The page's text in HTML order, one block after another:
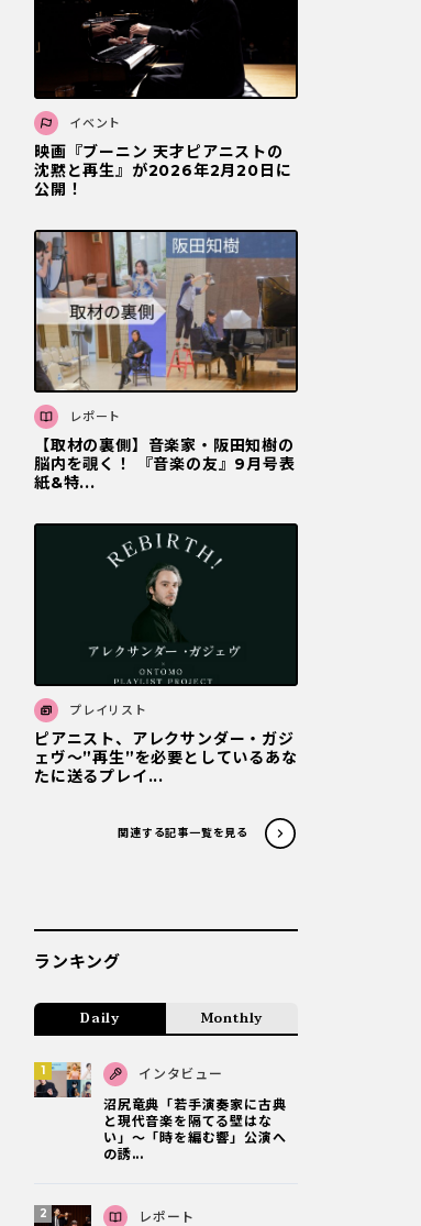
イベント
映画『ブーニン 天才ピアニストの
沈黙と再⽣』が2026年2⽉20⽇に
公開！
レポート
【取材の裏側】音楽家・阪田知樹の
脳内を覗く！ 『音楽の友』9月号表
紙&特...
プレイリスト
ピアニスト、アレクサンダー・ガジ
ェヴ～”再生”を必要としているあな
たに送るプレイ...
関連する記事一覧を見る
ランキング
Daily Monthly
インタビュー
沼尻竜典「若手演奏家に古典
と現代音楽を隔てる壁はな
い」～「時を編む響」公演へ
の誘...
レポート